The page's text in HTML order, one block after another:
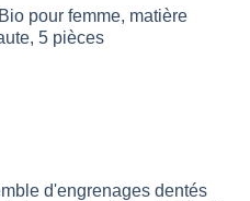
pour femme, matière
5 pièces
d'engrenages dentés